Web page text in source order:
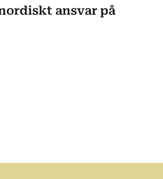
ansvar på